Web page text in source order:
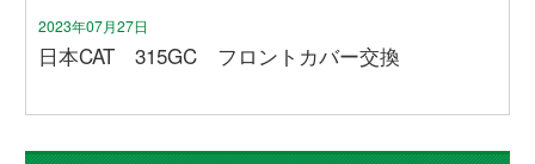
2023年07月27日
日本CAT 315GC フロントカバー交換